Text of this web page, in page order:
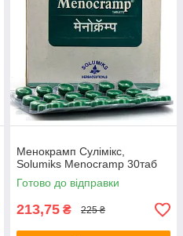
Менокрамп Сулімікс,
Solumiks Menocramp 30таб
Готово до відправки
213,75 ₴ 225 ₴